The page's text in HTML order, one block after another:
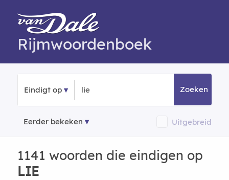
Rijmwoordenboek
Eindigt op Zoeken
Eerder bekeken Uitgebreid
1141 woorden die eindigen op
LIE